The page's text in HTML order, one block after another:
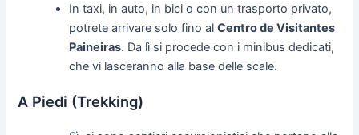
In taxi, in auto, in bici o con un trasporto privato,
potrete arrivare solo fino alCentro de Visitantes
Paineiras. Da lì si procede con i minibus dedicati,
che vi lasceranno alla base delle scale.
A Piedi (Trekking)